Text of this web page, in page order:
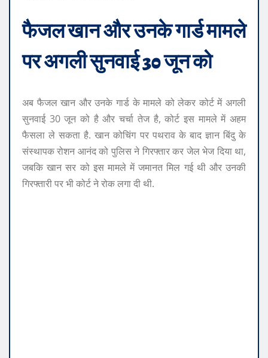
फैजल खान और उनके गार्ड मामले
पर अगली सुनवाई 30 जून को
अब फैजल खान और उनके गार्ड के मामले को लेकर कोर्ट में अगली
सुनवाई 30 जून को है और चर्चा तेज है, कोर्ट इस मामले में अहम
फैसला ले सकता है. खान कोचिंग पर पथराव के बाद ज्ञान बिंदु के
संस्थापक रोशन आनंद को पुलिस ने गिरफ्तार कर जेल भेज दिया था,
जबकि खान सर को इस मामले में जमानत मिल गई थी और उनकी
गिरफ्तारी पर भी कोर्ट ने रोक लगा दी थी.